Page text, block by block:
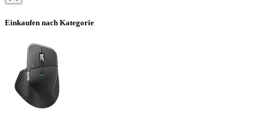
Einkaufen nach Kategorie